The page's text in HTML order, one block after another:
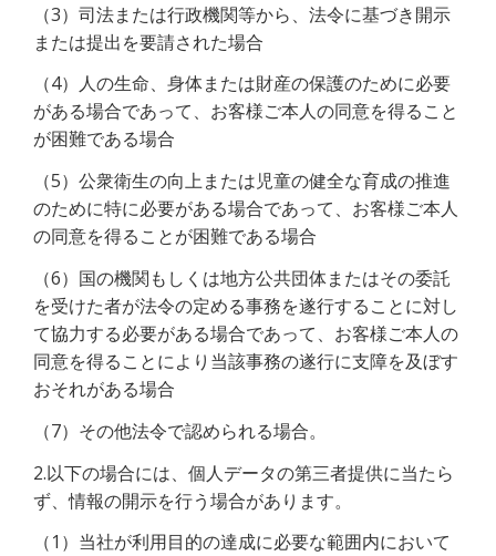
（3）司法または行政機関等から、法令に基づき開示
または提出を要請された場合
（4）人の生命、身体または財産の保護のために必要
がある場合であって、お客様ご本人の同意を得ること
が困難である場合
（5）公衆衛生の向上または児童の健全な育成の推進
のために特に必要がある場合であって、お客様ご本人
の同意を得ることが困難である場合
（6）国の機関もしくは地方公共団体またはその委託
を受けた者が法令の定める事務を遂行することに対し
て協力する必要がある場合であって、お客様ご本人の
同意を得ることにより当該事務の遂行に支障を及ぼす
おそれがある場合
（7）その他法令で認められる場合。
2.以下の場合には、個人データの第三者提供に当たら
ず、情報の開示を行う場合があります。
（1）当社が利用目的の達成に必要な範囲内において